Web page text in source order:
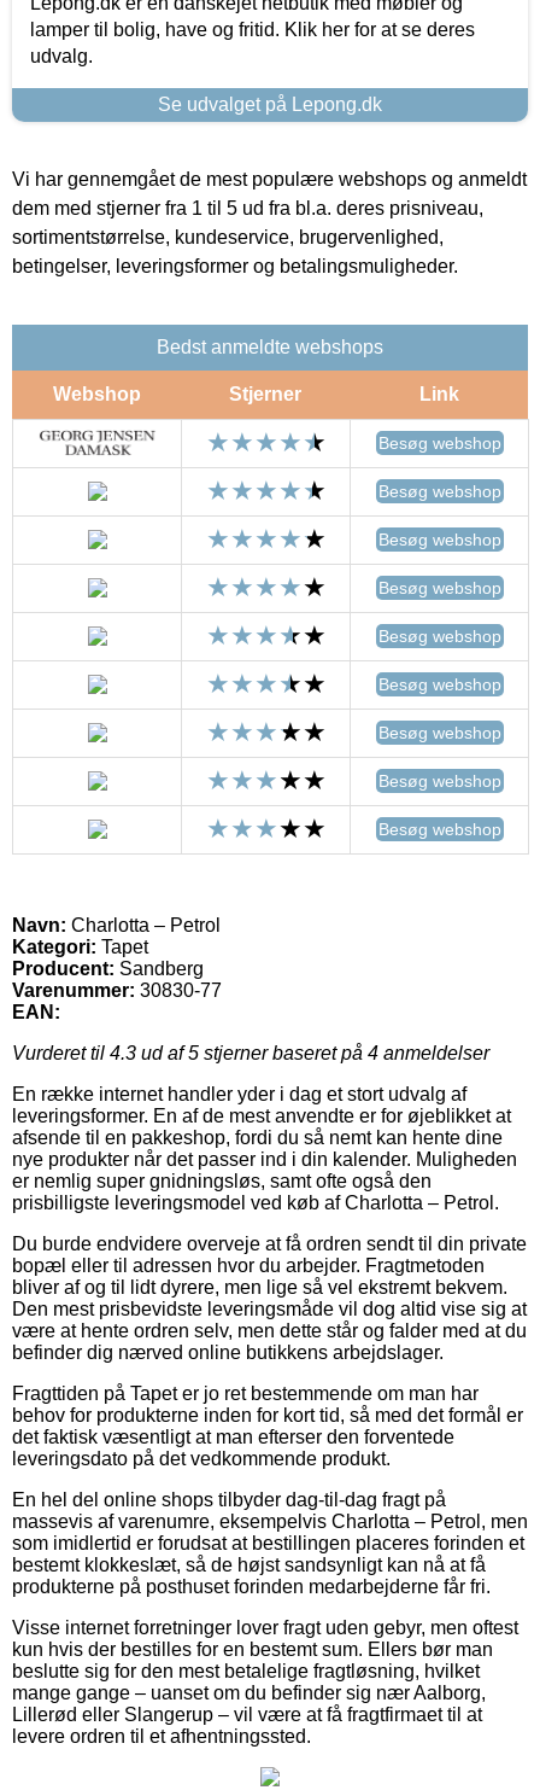
lamper til bolig, have og fritid. Klik her for at se deres
udvalg.
Se udvalget på Lepong.dk
Vi har gennemgået de mest populære webshops og anmeldt
dem med stjerner fra 1 til 5 ud fra bl.a. deres prisniveau,
sortimentstørrelse, kundeservice, brugervenlighed,
betingelser, leveringsformer og betalingsmuligheder.
Bedst anmeldte webshops
Webshop Stjerner Link
Besøg webshop
Besøg webshop
Besøg webshop
Besøg webshop
Besøg webshop
Besøg webshop
Besøg webshop
Besøg webshop
Besøg webshop
Navn: Charlotta – Petrol
Kategori: Tapet
Producent: Sandberg
Varenummer: 30830-77
EAN:
Vurderet til 4.3 ud af 5 stjerner baseret på 4 anmeldelser
En række internet handler yder i dag et stort udvalg af
leveringsformer. En af de mest anvendte er for øjeblikket at
afsende til en pakkeshop, fordi du så nemt kan hente dine
nye produkter når det passer ind i din kalender. Muligheden
er nemlig super gnidningsløs, samt ofte også den
prisbilligste leveringsmodel ved køb af Charlotta – Petrol.
Du burde endvidere overveje at få ordren sendt til din private
bopæl eller til adressen hvor du arbejder. Fragtmetoden
bliver af og til lidt dyrere, men lige så vel ekstremt bekvem.
Den mest prisbevidste leveringsmåde vil dog altid vise sig at
være at hente ordren selv, men dette står og falder med at du
befinder dig nærved online butikkens arbejdslager.
Fragttiden på Tapet er jo ret bestemmende om man har
behov for produkterne inden for kort tid, så med det formål er
det faktisk væsentligt at man efterser den forventede
leveringsdato på det vedkommende produkt.
En hel del online shops tilbyder dag-til-dag fragt på
massevis af varenumre, eksempelvis Charlotta – Petrol, men
som imidlertid er forudsat at bestillingen placeres forinden et
bestemt klokkeslæt, så de højst sandsynligt kan nå at få
produkterne på posthuset forinden medarbejderne får fri.
Visse internet forretninger lover fragt uden gebyr, men oftest
kun hvis der bestilles for en bestemt sum. Ellers bør man
beslutte sig for den mest betalelige fragtløsning, hvilket
mange gange – uanset om du befinder sig nær Aalborg,
Lillerød eller Slangerup – vil være at få fragtfirmaet til at
levere ordren til et afhentningssted.